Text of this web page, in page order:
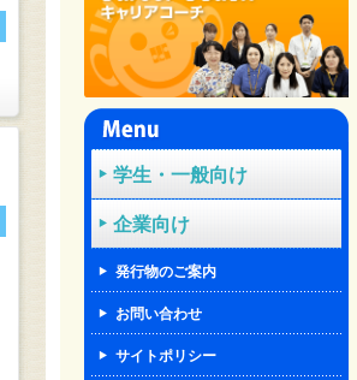
学生・一般向け
企業向け
発行物のご案内
お問い合わせ
サイトポリシー